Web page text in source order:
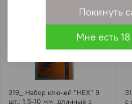
319_ Набор ключей "НЕХ" 9
шт.: 1.5-10 мм, длинные с
с
Покинуть
Мне есть